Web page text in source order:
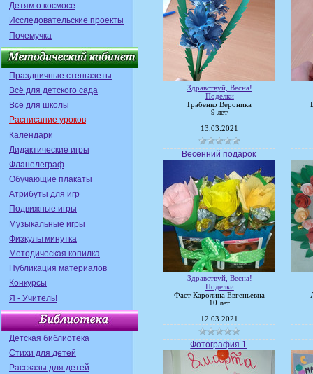
Детям о космосе
Исследовательские проекты
Почемучка
Праздничные стенгазеты
Всё для детского сада
Всё для школы
Расписание уроков
Календари
Дидактические игры
Фланелеграф
Обучающие плакаты
Атрибуты для игр
Подвижные игры
Музыкальные игры
Физкультминутка
Методическая копилка
Публикация материалов
Конкурсы
Я - Учитель!
Детская библиотека
Стихи для детей
Рассказы для детей
Здравствуй, Весна!
Поделки
Грабенко Вероника
9 лет
13.03.2021
Весенний подарок
Здравствуй, Весна!
Поделки
Фаст Каролина Евгеньевна
10 лет
12.03.2021
Фотография 1